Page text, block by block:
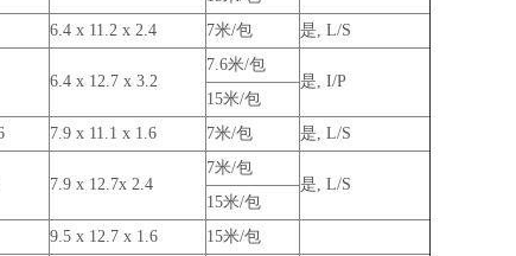
6.4 x 11.2 x 2.4 7米/包
是, L/S
6.4 x 12.7 x 3.2
7.6米/包
是, I/P
15米/包
7.9 x 11.1 x 1.6 7米/包
是, L/S
7.9 x 12.7x 2.4
7米/包
是, L/S
15米/包
9.5 x 12.7 x 1.6
15米/包